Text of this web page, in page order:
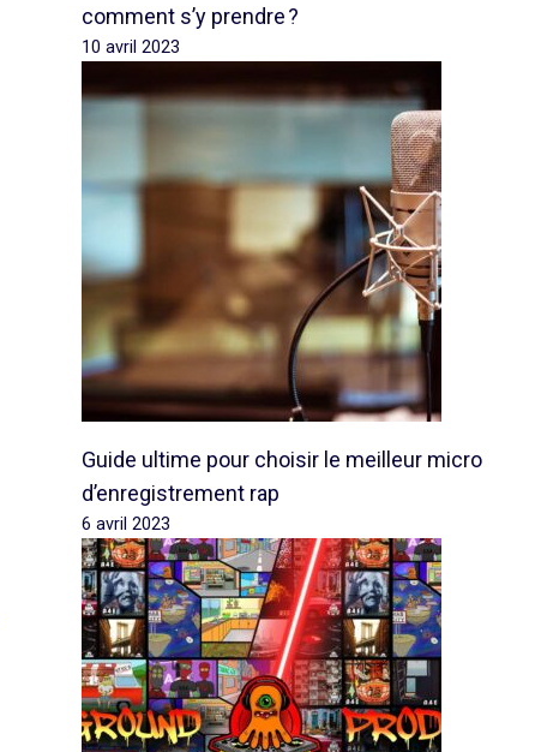
comment s’y prendre ?
10 avril 2023
Guide ultime pour choisir le meilleur micro
d’enregistrement rap
6 avril 2023